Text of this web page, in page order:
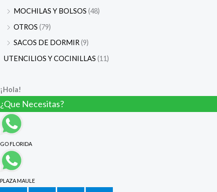
MOCHILAS Y BOLSOS (48)
OTROS (79)
SACOS DE DORMIR(9)
UTENCILIOS Y COCINILLAS (11)
¡Hola!
¿Que Necesitas?
GO FLORIDA
PLAZA MAULE